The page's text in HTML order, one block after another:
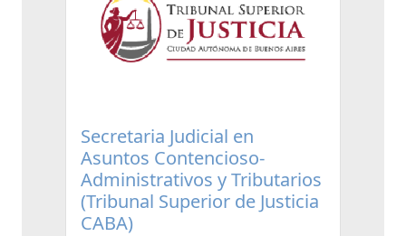
Secretaria Judicial en
Asuntos Contencioso-
Administrativos y Tributarios
(Tribunal Superior de Justicia
CABA)